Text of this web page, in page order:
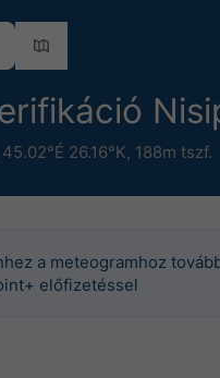
45.02°É 26.16°K, 188m tszf.
a meteogramhoz
előfizetéssel